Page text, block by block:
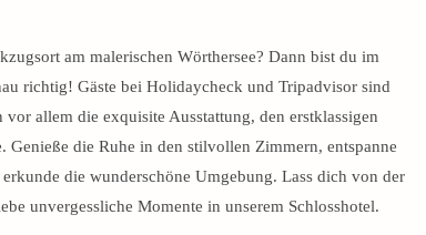
am malerischen Wörthersee? Dann bist du im
richtig! Gäste bei Holidaycheck und Tripadvisor sind
allem die exquisite Ausstattung, den erstklassigen
Genieße die Ruhe in den stilvollen Zimmern, entspanne
die wunderschöne Umgebung. Lass dich von der
unvergessliche Momente in unserem Schlosshotel.